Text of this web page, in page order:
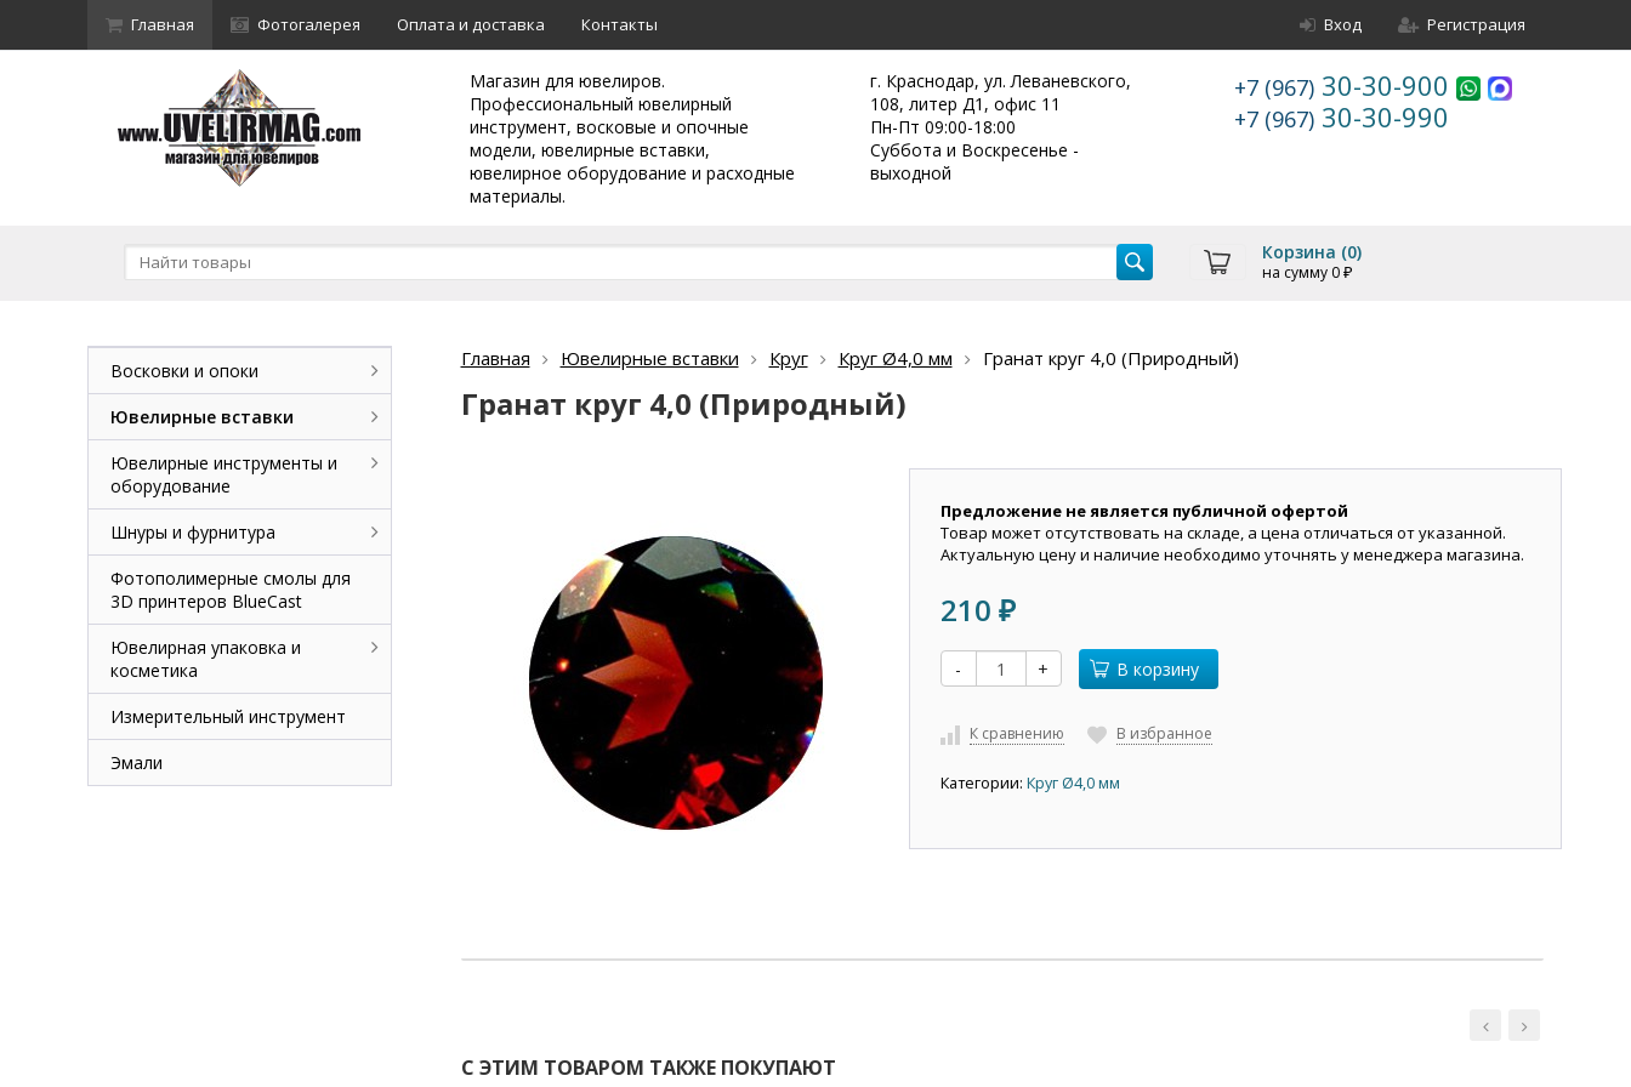
Главная Фотогалерея Оплата и доставка Контакты Вход Регистрация
Магазин для ювелиров.
Профессиональный ювелирный
инструмент, восковые и опочные
модели, ювелирные вставки,
ювелирное оборудование и расходные
материалы.
г. Краснодар, ул. Леваневского,
108, литер Д1, офис 11
Пн-Пт 09:00-18:00
Суббота и Воскресенье -
выходной
+7 (967) 30-30-900
+7 (967) 30-30-990
Корзина (0)
на сумму 0 ₽
Главная Ювелирные вставки Круг Круг Ø4,0 мм Гранат круг 4,0 (Природный)
Гранат круг 4,0 (Природный)
Предложение не является публичной офертой
Товар может отсутствовать на складе, а цена отличаться от указанной.
Актуальную цену и наличие необходимо уточнять у менеджера магазина.
210 ₽
- + В корзину
К сравнению В избранное
Категории: Круг Ø4,0 мм
С ЭТИМ ТОВАРОМ ТАКЖЕ ПОКУПАЮТ
Восковки и опоки
Ювелирные вставки
Ювелирные инструменты и
оборудование
Шнуры и фурнитура
Фотополимерные смолы для
3D принтеров BlueCast
Ювелирная упаковка и
косметика
Измерительный инструмент
Эмали